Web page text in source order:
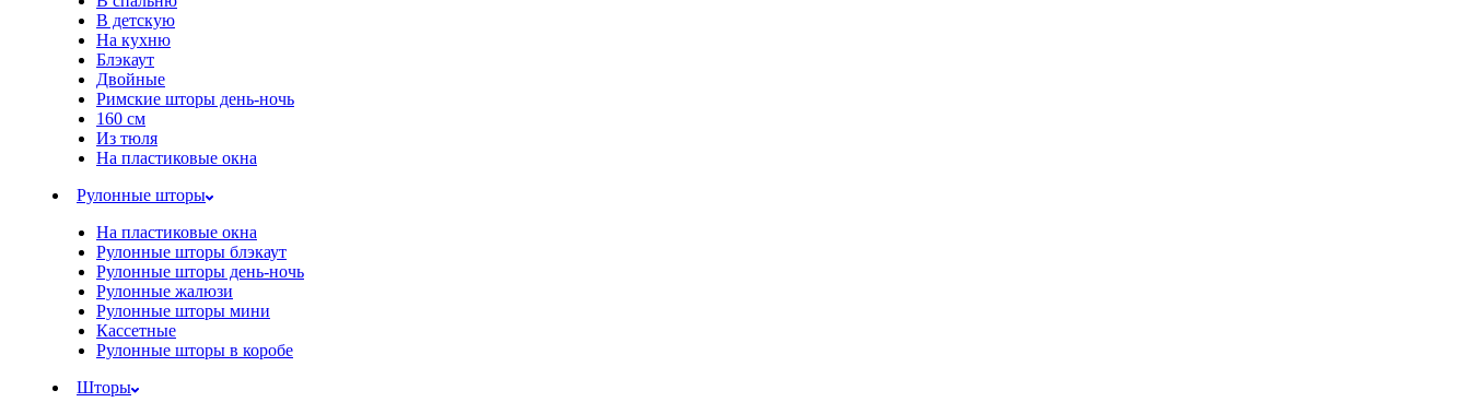
В детскую
На кухню
Блэкаут
Двойные
Римские шторы день-ночь
160 см
Из тюля
На пластиковые окна
Рулонные шторы
На пластиковые окна
Рулонные шторы блэкаут
Рулонные шторы день-ночь
Рулонные жалюзи
Рулонные шторы мини
Кассетные
Рулонные шторы в коробе
Шторы